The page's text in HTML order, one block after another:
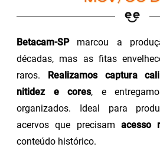
Betacam-SPmarcou a
décadas, mas as fitas
raros.
Realizamos captura
nitidez e cores, e
organizados. Ideal para
acervos que precisam acesso
conteúdo histórico.